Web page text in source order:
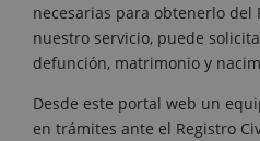
necesarias para obtenerlo del
nuestro servicio, puede
defunción, matrimonio y
Desde este portal web un
en trámites ante el Registro